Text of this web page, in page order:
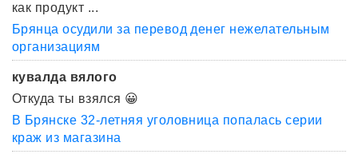
как продукт ...
Брянца осудили за перевод денег нежелательным
организациям
кувалда вялого
Откуда ты взялся 😀
В Брянске 32-летняя уголовница попалась серии
краж из магазина